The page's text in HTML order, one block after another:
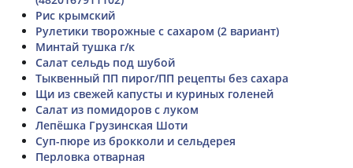
Рис крымский
Рулетики творожные с сахаром (2 вариант)
Минтай тушка г/к
Салат сельдь под шубой
Тыквенный ПП пирог/ПП рецепты без сахара
Щи из свежей капусты и куриных голеней
Салат из помидоров с луком
Лепёшка Грузинская Шоти
Суп-пюре из брокколи и сельдерея
Перловка отварная